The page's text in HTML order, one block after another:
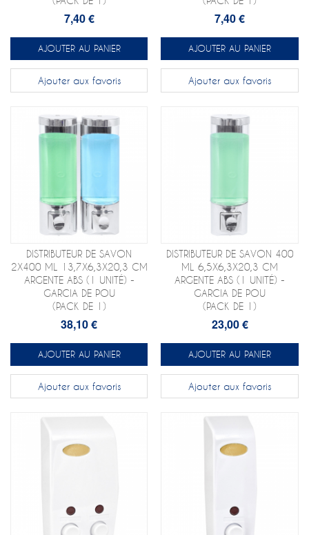
7,40 €
AJOUTER AU PANIER
Ajouter aux favoris
7,40 €
AJOUTER AU PANIER
Ajouter aux favoris
DISTRIBUTEUR DE SAVON
2X400 ML 13,7X6,3X20,3 CM
ARGENTE ABS (1 UNITÉ) -
GARCIA DE POU
(PACK DE 1)
38,10 €
AJOUTER AU PANIER
Ajouter aux favoris
DISTRIBUTEUR DE SAVON 400
ML 6,5X6,3X20,3 CM
ARGENTE ABS (1 UNITÉ) -
GARCIA DE POU
(PACK DE 1)
23,00 €
AJOUTER AU PANIER
Ajouter aux favoris